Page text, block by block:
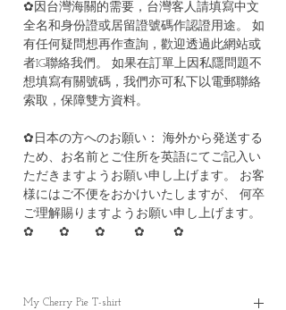
✿因台灣海關的需要，台灣客人請填寫中文
全名和身份證或居留證號碼作認證用途。 如
有任何疑問想再作查詢，歡迎透過此網站或
者IG聯絡我們。 如果在訂單上因私隱問題不
想填寫有關號碼，我們亦可私下以電郵聯絡
索取，保障雙方資料。
✿日本の方へのお願い： 海外から発送する
ため、お名前とご住所を英語にてご記入い
ただきますようお願い申し上げます。 お客
様にはご不便をおかけいたしますが、 何卒
ご理解賜りますようお願い申し上げます。
✿ ✿ ✿ ✿ ✿
My Cherry Pie T-shirt